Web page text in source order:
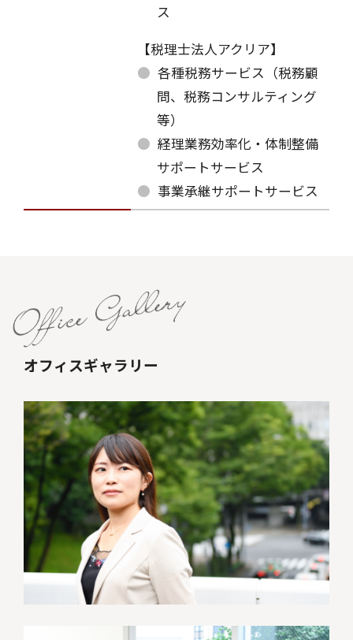
ス
【税理士法人アクリア】
各種税務サービス（税務顧
問、税務コンサルティング
等）
経理業務効率化・体制整備
サポートサービス
事業承継サポートサービス
オフィスギャラリー